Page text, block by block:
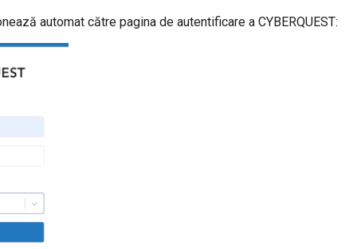
automat către pagina de autentificare a CYBERQUEST: